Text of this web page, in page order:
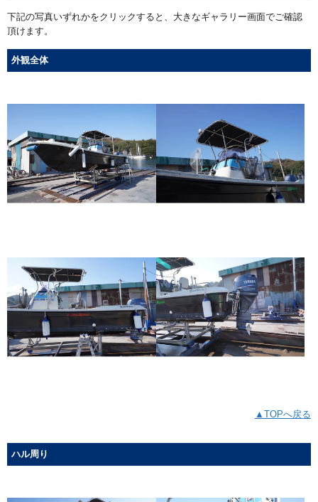
下記の写真いずれかをクリックすると、大きなギャラリー画面でご確認
頂けます。
外観全体
▲TOPへ戻る
ハル周り